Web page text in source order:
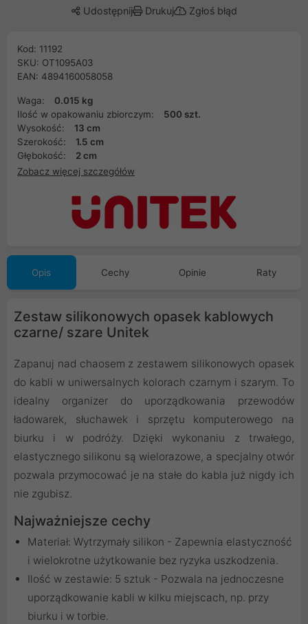
Udostępnij Drukuj Zgłoś błąd
Kod: 11192
SKU: OT1095A03
EAN: 4894160058058
Waga:
0.015 kg
Ilość w opakowaniu zbiorczym:
500 szt.
Wysokość:
13 cm
Szerokość:
1.5 cm
Głębokość:
2 cm
Zobacz więcej szczegółów
Opis Cechy Opinie Raty
Zestaw silikonowych opasek kablowych
czarne/ szare Unitek
Zapanuj nad chaosem z zestawem silikonowych opasek
do kabli w uniwersalnych kolorach czarnym i szarym. To
idealny organizer do uporządkowania przewodów
ładowarek, słuchawek i sprzętu komputerowego na
biurku i w podróży. Dzięki wykonaniu z trwałego,
elastycznego silikonu są wielorazowe, a specjalny otwór
pozwala przymocować je na stałe do kabla już nigdy ich
nie zgubisz.
Najważniejsze cechy
Materiał: Wytrzymały silikon - Zapewnia elastyczność
i wielokrotne użytkowanie bez ryzyka uszkodzenia.
Ilość w zestawie: 5 sztuk - Pozwala na jednoczesne
uporządkowanie kabli w kilku miejscach, np. przy
biurku i w torbie.